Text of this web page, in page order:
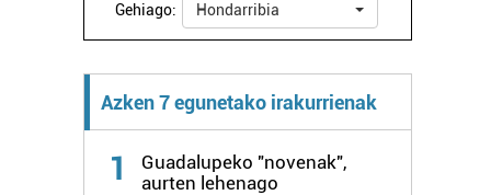
Gehiago: Hondarribia
Azken 7 egunetako irakurrienak
1
Guadalupeko "novenak",
aurten lehenago